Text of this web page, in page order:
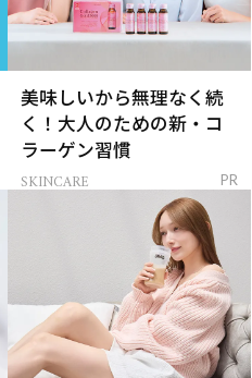
美味しいから無理なく続
く！大人のための新・コ
ラーゲン習慣
SKINCARE PR